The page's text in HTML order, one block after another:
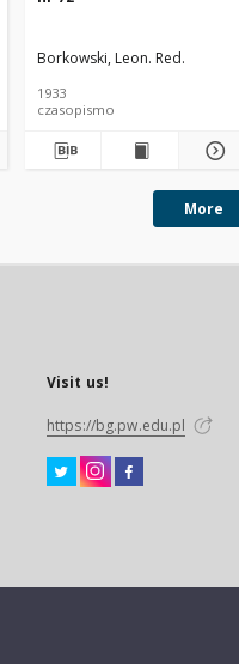
Borkowski, Leon. Red.
1933
czasopismo
More
Visit us!
https://bg.pw.edu.pl